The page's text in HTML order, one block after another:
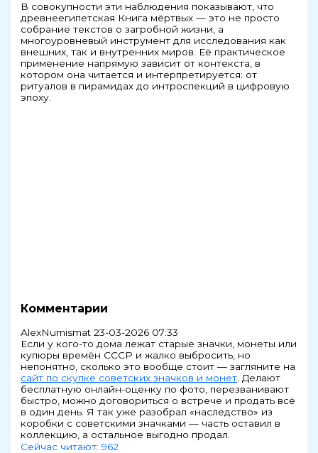
В совокупности эти наблюдения показывают, что
древнеегипетская Книга мёртвых — это не просто
собрание текстов о загробной жизни, а
многоуровневый инструмент для исследования как
внешних, так и внутренних миров. Её практическое
применение напрямую зависит от контекста, в
котором она читается и интерпретируется: от
ритуалов в пирамидах до интроспекций в цифровую
эпоху.
Комментарии
AlexNumismat 23-03-2026 07:33
Если у кого-то дома лежат старые значки, монеты или
купюры времён СССР и жалко выбросить, но
непонятно, сколько это вообще стоит — загляните на
сайт по скупке советских значков и монет . Делают
бесплатную онлайн-оценку по фото, перезванивают
быстро, можно договориться о встрече и продать всё
в один день. Я так уже разобрал «наследство» из
коробки с советскими значками — часть оставил в
коллекцию, а остальное выгодно продал.
Сейчас читают: 962